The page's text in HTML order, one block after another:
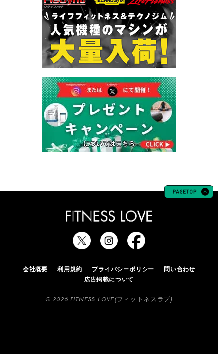
会社概要 利用規約 プライバシーポリシー
問い合わせ
広告掲載について
© 2026 FITNESS LOVE(フィットネスラブ)